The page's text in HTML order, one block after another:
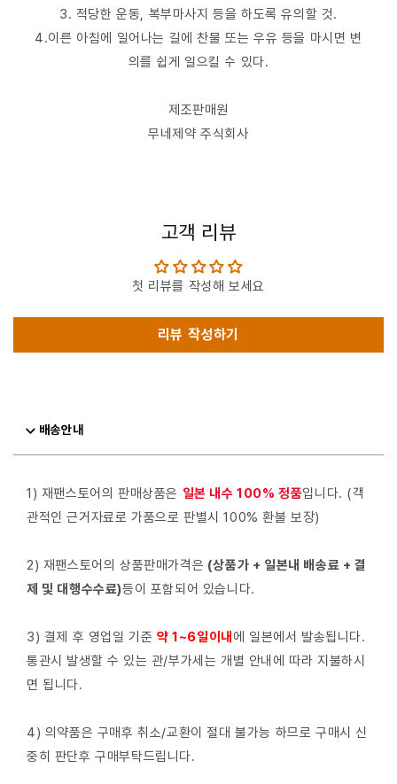
3. 적당한 운동, 복부마사지 등을 하도록 유의할 것.
4.이른 아침에 일어나는 길에 찬물 또는 우유 등을 마시면 변
의를 쉽게 일으킬 수 있다.
제조판매원
무네제약 주식회사
고객 리뷰
첫 리뷰를 작성해 보세요
리뷰 작성하기
배송안내
1) 재팬스토어의 판매상품은 일본 내수 100% 정품입니다. (객
관적인 근거자료로 가품으로 판별시 100% 환불 보장)
2) 재팬스토어의 상품판매가격은 (상품가 + 일본내 배송료 + 결
제 및 대행수수료)등이 포함되어 있습니다.
3) 결제 후 영업일 기준 약 1~6일이내 에 일본에서 발송됩니다.
통관시 발생할 수 있는 관/부가세는 개별 안내에 따라 지불하시
면 됩니다.
4) 의약품은 구매후 취소/교환이 절대 불가능 하므로 구매시 신
중히 판단후 구매부탁드립니다.